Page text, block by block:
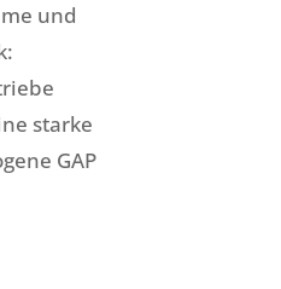
und
starke
GAP